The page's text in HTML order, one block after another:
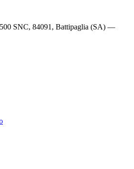
SNC, 84091, Battipaglia (SA) —